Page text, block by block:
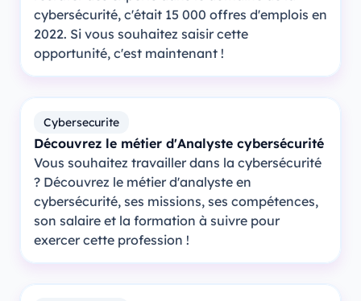
cybersécurité, c'était 15 000 offres d'emplois en
2022. Si vous souhaitez saisir cette
opportunité, c'est maintenant !
Cybersecurite
Découvrez le métier d'Analyste cybersécurité
Vous souhaitez travailler dans la cybersécurité
? Découvrez le métier d'analyste en
cybersécurité, ses missions, ses compétences,
son salaire et la formation à suivre pour
exercer cette profession !